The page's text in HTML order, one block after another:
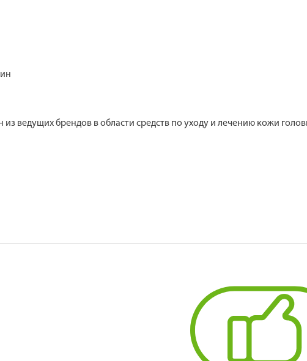
из ведущих брендов в области средств по уходу и лечению кожи